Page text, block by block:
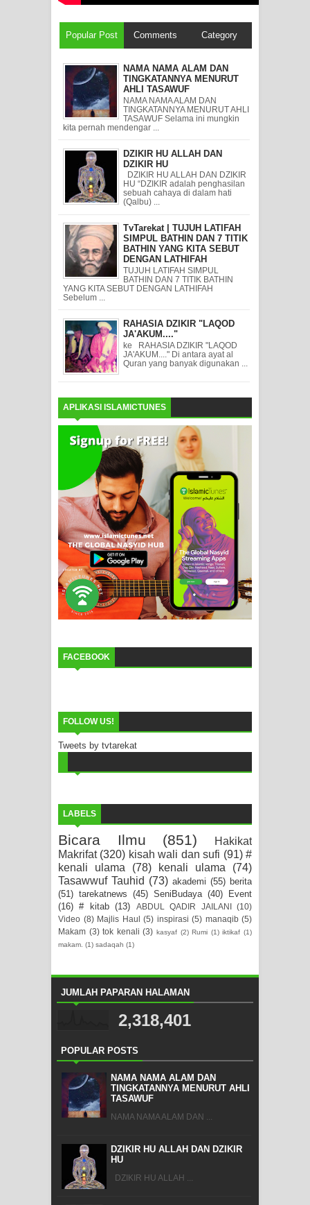
Popular Post Comments Category
NAMA NAMA ALAM DAN
TINGKATANNYA MENURUT
AHLI TASAWUF
NAMA NAMA ALAM DAN
TINGKATANNYA MENURUT AHLI
TASAWUF Selama ini mungkin
kita pernah mendengar ...
DZIKIR HU ALLAH DAN
DZIKIR HU
DZIKIR HU ALLAH DAN DZIKIR
HU “DZIKIR adalah penghasilan
sebuah cahaya di dalam hati
(Qalbu) ...
TvTarekat | TUJUH LATIFAH
SIMPUL BATHIN DAN 7 TITIK
BATHIN YANG KITA SEBUT
DENGAN LATHIFAH
TUJUH LATIFAH SIMPUL
BATHIN DAN 7 TITIK BATHIN
YANG KITA SEBUT DENGAN LATHIFAH
Sebelum ...
RAHASIA DZIKIR "LAQOD
JA'AKUM...."
ke RAHASIA DZIKIR "LAQOD
JA'AKUM...." Di antara ayat al
Quran yang banyak digunakan ...
APLIKASI ISLAMICTUNES
FACEBOOK
FOLLOW US!
Tweets by tvtarekat
LABELS
Bicara Ilmu (851)
Hakikat
Makrifat (320) kisah wali dan sufi (91) #
kenali ulama
(78) kenali ulama
(74)
Tasawwuf Tauhid (73) akademi (55) berita
(51) tarekatnews (45) SeniBudaya (40)
Event
(16) # kitab (13) ABDUL QADIR JAILANI (10)
Video (8) Majlis Haul (5) inspirasi (5) manaqib (5)
Makam (3) tok kenali (3) kasyaf (2) Rumi (1) iktikaf (1)
makam. (1) sadaqah (1)
JUMLAH PAPARAN HALAMAN
2,318,401
POPULAR POSTS
NAMA NAMA ALAM DAN
TINGKATANNYA MENURUT AHLI
TASAWUF
NAMA NAMA ALAM DAN ...
DZIKIR HU ALLAH DAN DZIKIR
HU
DZIKIR HU ALLAH ...